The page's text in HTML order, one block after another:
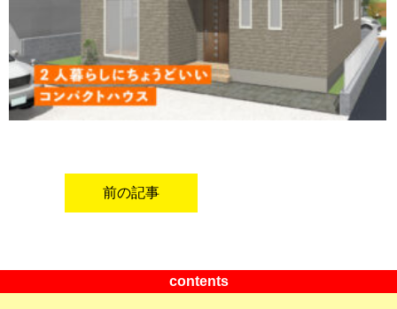
前の記事
contents